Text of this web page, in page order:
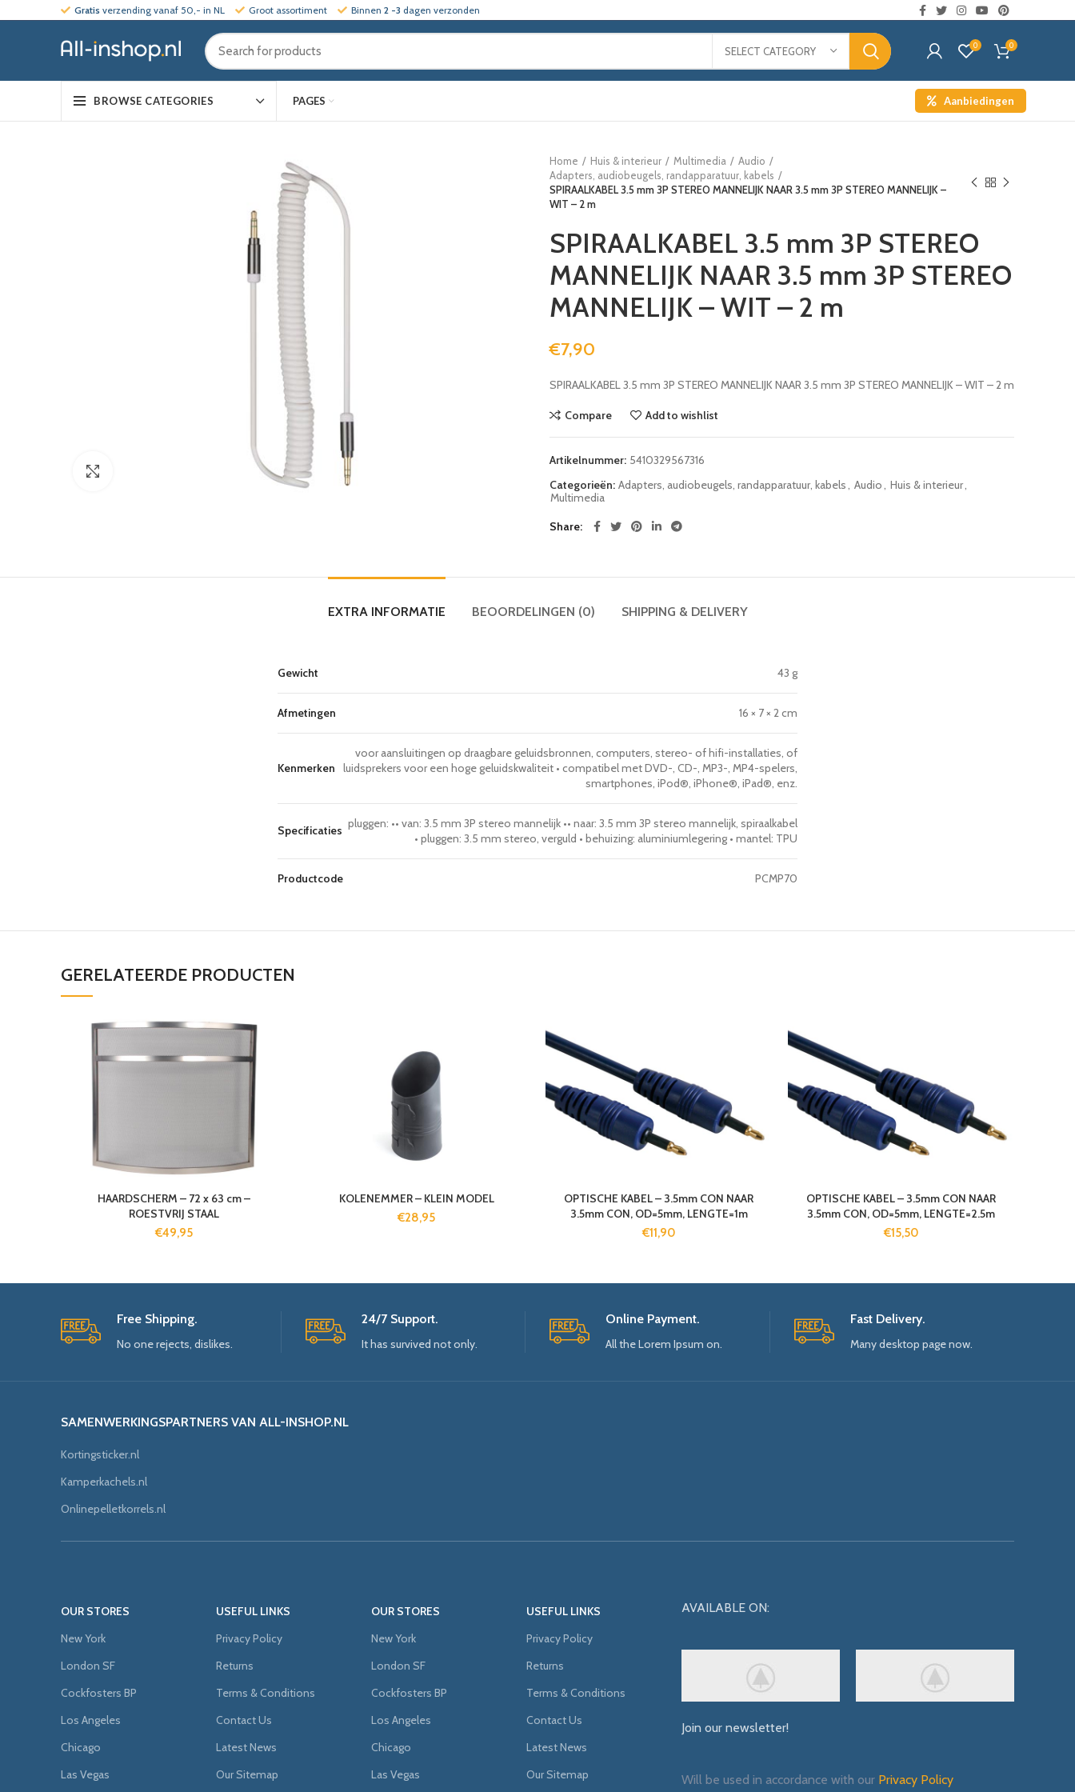
Gratis verzending vanaf 50,- in NL Groot assortiment Binnen 2 -3 dagen verzonden
SELECT CATEGORY 0 0
BROWSE CATEGORIES PAGES Aanbiedingen
Home Huis & interieur Multimedia
Audio
Adapters, audiobeugels, randapparatuur, kabels
SPIRAALKABEL 3.5 mm 3P STEREO MANNELIJK NAAR 3.5 mm 3P STEREO MANNELIJK –
WIT – 2 m
SPIRAALKABEL 3.5 mm 3P STEREO
MANNELIJK NAAR 3.5 mm 3P STEREO
MANNELIJK – WIT – 2 m
€7,90
SPIRAALKABEL 3.5 mm 3P STEREO MANNELIJK NAAR 3.5 mm 3P STEREO MANNELIJK – WIT – 2 m
Compare Add to wishlist
Artikelnummer: 5410329567316
Categorieën: Adapters, audiobeugels, randapparatuur, kabels, Audio, Huis & interieur,
Multimedia
Share
EXTRA INFORMATIE BEOORDELINGEN (0) SHIPPING & DELIVERY
Gewicht 43 g
Afmetingen 16 × 7 × 2 cm
Kenmerken
voor aansluitingen op draagbare geluidsbronnen, computers, stereo- of hifi-installaties, of
luidsprekers voor een hoge geluidskwaliteit • compatibel met DVD-, CD-, MP3-, MP4-spelers,
smartphones, iPod®, iPhone®, iPad®, enz.
Specificaties pluggen: •• van: 3.5 mm 3P stereo mannelijk •• naar: 3.5 mm 3P stereo mannelijk, spiraalkabel
• pluggen: 3.5 mm stereo, verguld • behuizing: aluminiumlegering • mantel: TPU
Productcode PCMP70
GERELATEERDE PRODUCTEN
HAARDSCHERM – 72 x 63 cm –
ROESTVRIJ STAAL
€49,95
KOLENEMMER – KLEIN MODEL
€28,95
OPTISCHE KABEL – 3.5mm CON NAAR
3.5mm CON, OD=5mm, LENGTE=1m
€11,90
OPTISCHE KABEL – 3.5mm CON NAAR
3.5mm CON, OD=5mm, LENGTE=2.5m
€15,50
Free Shipping.
No one rejects, dislikes.
24/7 Support.
It has survived not only.
Online Payment.
All the Lorem Ipsum on.
Fast Delivery.
Many desktop page now.
SAMENWERKINGSPARTNERS VAN ALL-INSHOP.NL
Kortingsticker.nl
Kamperkachels.nl
Onlinepelletkorrels.nl
OUR STORES
New York
London SF
Cockfosters BP
Los Angeles
Chicago
Las Vegas
USEFUL LINKS
Privacy Policy
Returns
Terms & Conditions
Contact Us
Latest News
Our Sitemap
OUR STORES
New York
London SF
Cockfosters BP
Los Angeles
Chicago
Las Vegas
USEFUL LINKS
Privacy Policy
Returns
Terms & Conditions
Contact Us
Latest News
Our Sitemap
AVAILABLE ON:
Join our newsletter!
Will be used in accordance with our Privacy Policy